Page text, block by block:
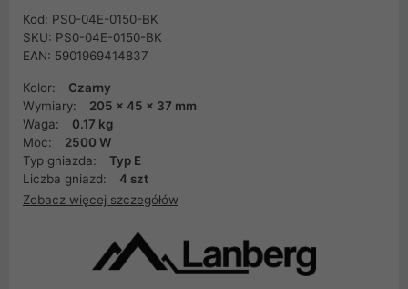
Kod: PS0-04E-0150-BK
SKU: PS0-04E-0150-BK
EAN: 5901969414837
Kolor:
Czarny
Wymiary:
205 x 45 x 37 mm
Waga:
0.17 kg
Moc:
2500 W
Typ gniazda:
Typ E
Liczba gniazd:
4 szt
Zobacz więcej szczegółów